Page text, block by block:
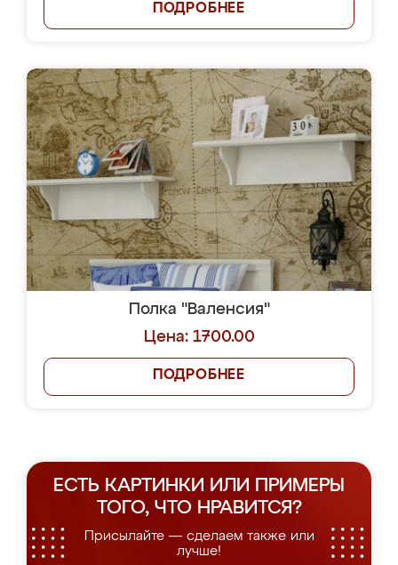
ПОДРОБНЕЕ
Полка "Валенсия"
Цена: 1700.00
ПОДРОБНЕЕ
ЕСТЬ КАРТИНКИ ИЛИ ПРИМЕРЫ
ТОГО, ЧТО НРАВИТСЯ?
Присылайте — сделаем также или
лучше!